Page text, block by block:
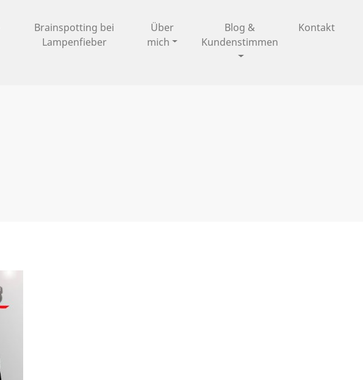
Brainspotting bei
Lampenfieber
Über
mich
Blog &
Kundenstimmen
Kontakt